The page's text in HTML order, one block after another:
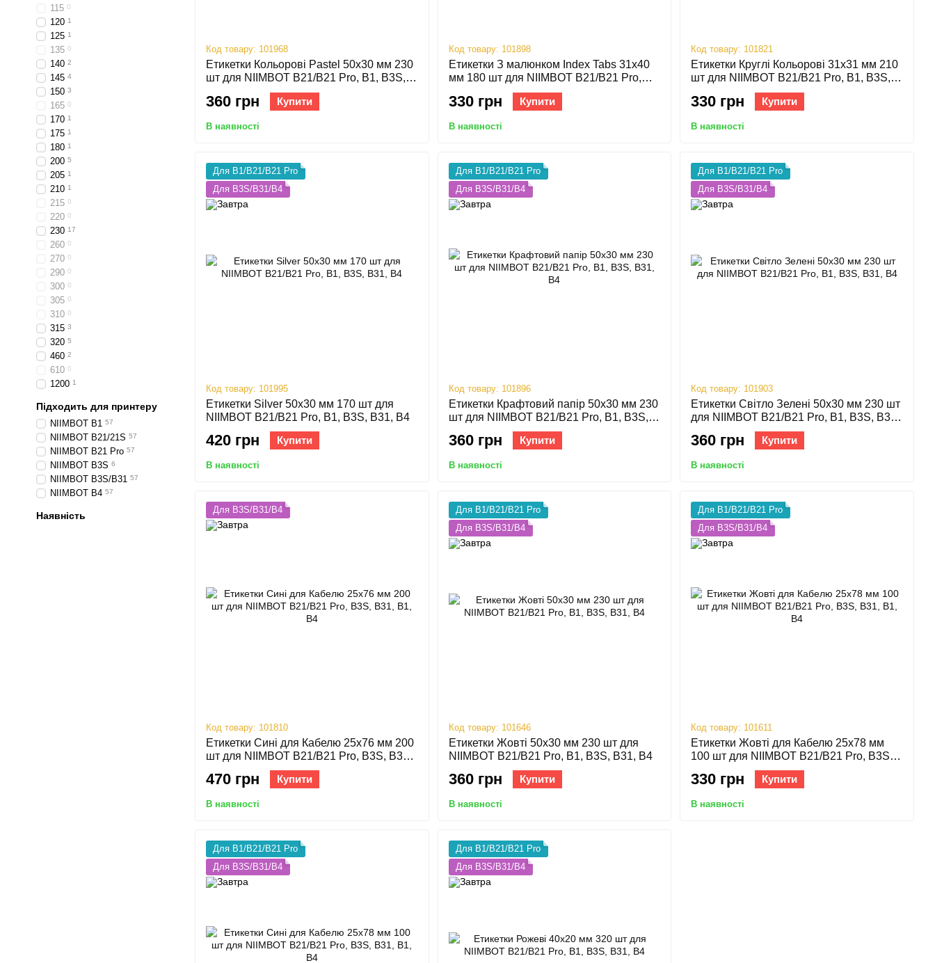
Код товару: 101968
Етикетки Кольорові Pastel 50х30 мм 230
шт для NIIMBOT B21/B21 Pro, B1, B3S,
360 грн Купити
В наявності
Код товару: 101898
Етикетки З малюнком Index Tabs 31х40
мм 180 шт для NIIMBOT B21/B21 Pro,
B1, B3S, B31, B4
330 грн Купити
В наявності
Код товару: 101821
Етикетки Круглі Кольорові 31х31 мм 210
шт для NIIMBOT B21/B21 Pro, B1, B3S,
330 грн Купити
В наявності
Для B1/B21/B21 Pro
Для B3S/B31/B4
Код товару: 101995
Етикетки Silver 50х30 мм 170 шт для
NIIMBOT B21/B21 Pro, B1, B3S, B31, B4
420 грн Купити
В наявності
Для B1/B21/B21 Pro
Для B3S/B31/B4
Код товару: 101896
Етикетки Крафтовий папір 50х30 мм 230
шт для NIIMBOT B21/B21 Pro, B1, B3S,
360 грн Купити
В наявності
Для B1/B21/B21 Pro
Для B3S/B31/B4
Код товару: 101903
Етикетки Світло Зелені 50х30 мм 230 шт
для NIIMBOT B21/B21 Pro, B1, B3S, B31,
360 грн Купити
В наявності
Для B3S/B31/B4
Код товару: 101810
Етикетки Сині для Кабелю 25х76 мм 200
шт для NIIMBOT В21/B21 Pro, B3S, B31,
470 грн Купити
В наявності
Для B1/B21/B21 Pro
Для B3S/B31/B4
Код товару: 101646
Етикетки Жовті 50х30 мм 230 шт для
NIIMBOT B21/B21 Pro, B1, B3S, B31, B4
360 грн Купити
В наявності
Для B1/B21/B21 Pro
Для B3S/B31/B4
Код товару: 101611
Етикетки Жовті для Кабелю 25х78 мм
100 шт для NIIMBOT В21/B21 Pro, B3S,
330 грн Купити
В наявності
Для B1/B21/B21 Pro
Для B3S/B31/B4
Для B1/B21/B21 Pro
Для B3S/B31/B4
115 0
120 1
125 1
135 0
140 2
145 4
150 3
165 0
170 1
175 1
180 1
200 5
205 1
210 1
215 0
220 0
230 17
260 0
270 0
290 0
300 0
305 0
310 0
315 3
320 5
460 2
610 0
1200 1
Підходить для принтеру
NIIMBOT B1 57
NIIMBOT B21/21S 57
NIIMBOT B21 Pro 57
NIIMBOT B3S 6
NIIMBOT B3S/B31 57
NIIMBOT B4 57
Наявність